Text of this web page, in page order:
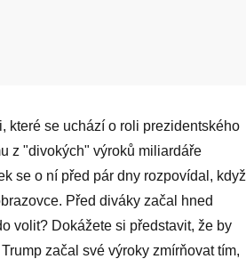
které se uchází o roli prezidentského
z "divokých" výroků miliardáře
se o ní před pár dny rozpovídal, když
Před diváky začal hned
volit? Dokážete si představit, že by
začal své výroky zmírňovat tím,